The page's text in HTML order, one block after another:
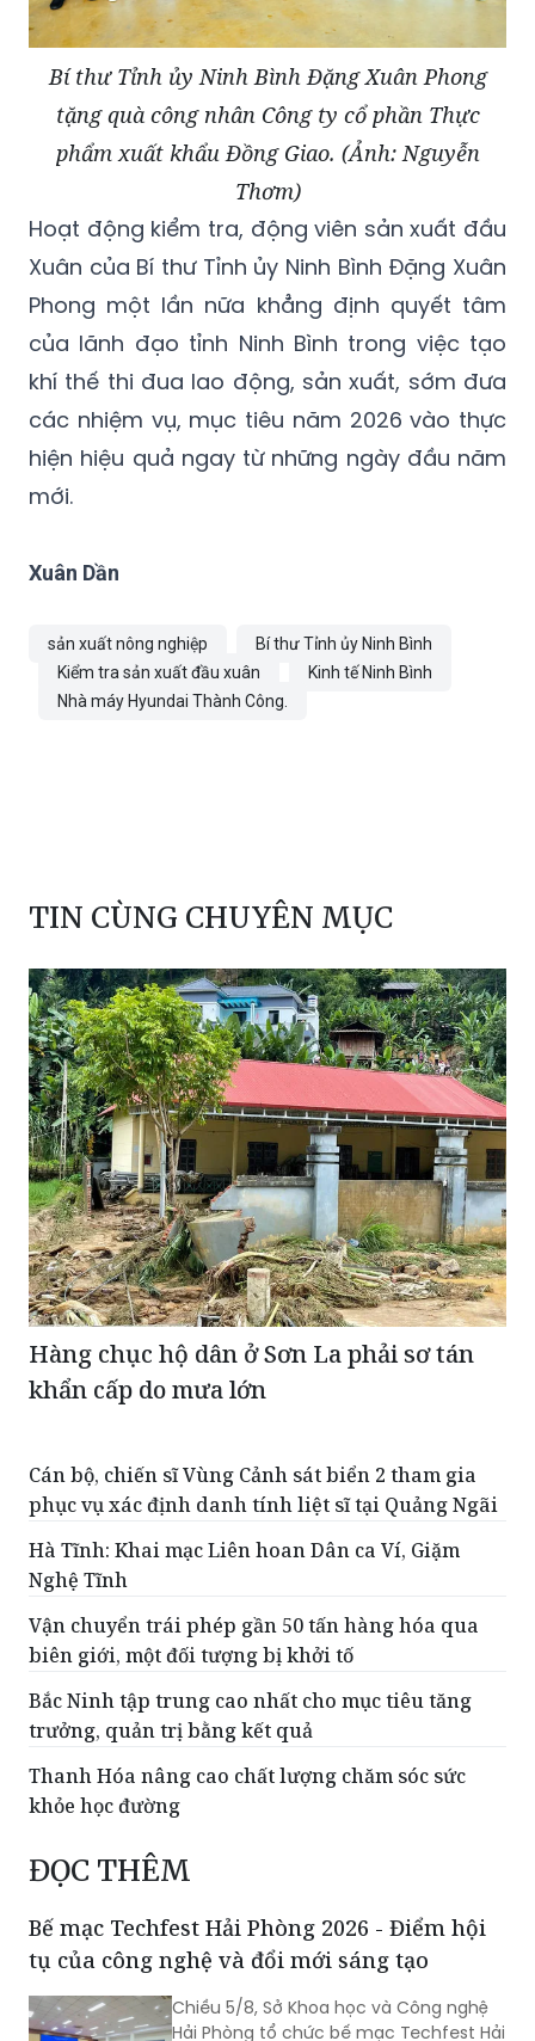
Bí thư Tỉnh ủy Ninh Bình Đặng Xuân Phong
tặng quà công nhân Công ty cổ phần Thực
phẩm xuất khẩu Đồng Giao. (Ảnh: Nguyễn
Thơm)
Hoạt động kiểm tra, động viên sản xuất đầu
Xuân của Bí thư Tỉnh ủy Ninh Bình Đặng Xuân
Phong một lần nữa khẳng định quyết tâm
của lãnh đạo tỉnh Ninh Bình trong việc tạo
khí thế thi đua lao động, sản xuất, sớm đưa
các nhiệm vụ, mục tiêu năm 2026 vào thực
hiện hiệu quả ngay từ những ngày đầu năm
mới.
Xuân Dần
sản xuất nông nghiệp
Bí thư Tỉnh ủy Ninh Bình
Kiểm tra sản xuất đầu xuân
Kinh tế Ninh Bình
Nhà máy Hyundai Thành Công.
TIN CÙNG CHUYÊN MỤC
Hàng chục hộ dân ở Sơn La phải sơ tán
khẩn cấp do mưa lớn
Cán bộ, chiến sĩ Vùng Cảnh sát biển 2 tham gia
phục vụ xác định danh tính liệt sĩ tại Quảng Ngãi
Hà Tĩnh: Khai mạc Liên hoan Dân ca Ví, Giặm
Nghệ Tĩnh
Vận chuyển trái phép gần 50 tấn hàng hóa qua
biên giới, một đối tượng bị khởi tố
Bắc Ninh tập trung cao nhất cho mục tiêu tăng
trưởng, quản trị bằng kết quả
Thanh Hóa nâng cao chất lượng chăm sóc sức
khỏe học đường
ĐỌC THÊM
Bế mạc Techfest Hải Phòng 2026 - Điểm hội
tụ của công nghệ và đổi mới sáng tạo
Chiều 5/8, Sở Khoa học và Công nghệ
Hải Phòng tổ chức bế mạc Techfest Hải